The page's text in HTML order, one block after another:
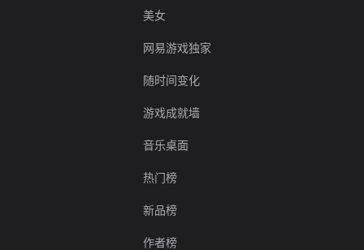
美女
网易游戏独家
随时间变化
游戏成就墙
音乐桌面
热门榜
新品榜
作者榜